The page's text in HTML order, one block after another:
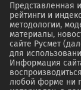
Представленная
рейтинги и
методологии,
материалы,
сайте Русмет
для
Информация
любой форме ни